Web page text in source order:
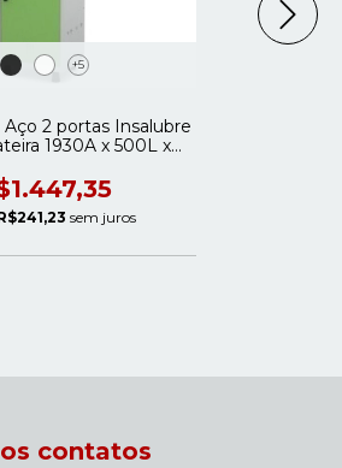
+5
2 portas Insalubre
1930A x 500L x
sem juros
contatos